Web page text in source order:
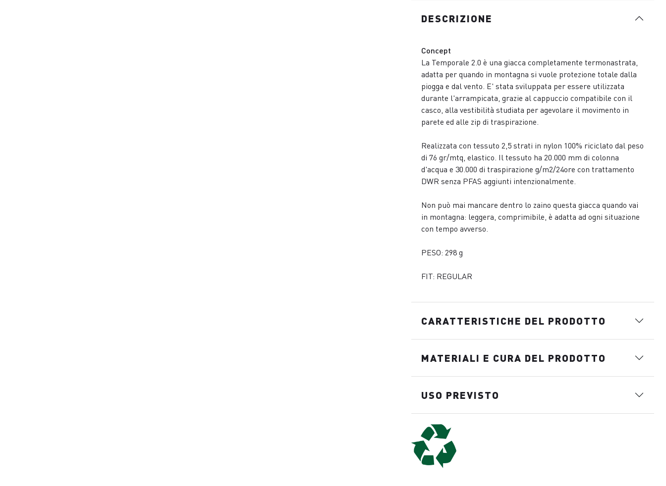
DESCRIZIONE
Concept
La Temporale 2.0 è una giacca completamente termonastrata,
adatta per quando in montagna si vuole protezione totale dalla
piogga e dal vento. E' stata sviluppata per essere utilizzata
durante l'arrampicata, grazie al cappuccio compatibile con il
casco, alla vestibilità studiata per agevolare il movimento in
parete ed alle zip di traspirazione.
Realizzata con tessuto 2,5 strati in nylon 100% riciclato dal peso
di 76 gr/mtq, elastico. Il tessuto ha 20.000 mm di colonna
d'acqua e 30.000 di traspirazione g/m2/24ore con trattamento
DWR senza PFAS aggiunti intenzionalmente.
Non può mai mancare dentro lo zaino questa giacca quando vai
in montagna: leggera, comprimibile, è adatta ad ogni situazione
con tempo avverso.
PESO: 298 g
FIT: REGULAR
CARATTERISTICHE DEL PRODOTTO
MATERIALI E CURA DEL PRODOTTO
USO PREVISTO